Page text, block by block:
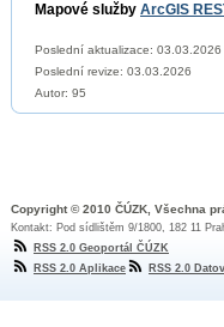
Mapové služby ArcGIS
Poslední aktualizace: 03.03.2026
Poslední revize: 03.03.2026
Autor: 95
Copyright © 2010 ČÚZK, Všechna
Kontakt: Pod sídlištěm 9/1800, 182 11
RSS 2.0 Geoportál ČÚZK
RSS 2.0 Aplikace
RSS 2.0